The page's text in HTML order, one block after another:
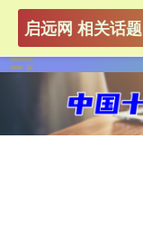
启远网 相关话题